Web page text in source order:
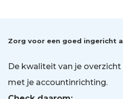
Zorg voor een goed ingericht
De kwaliteit van je
met je accountinrichting.